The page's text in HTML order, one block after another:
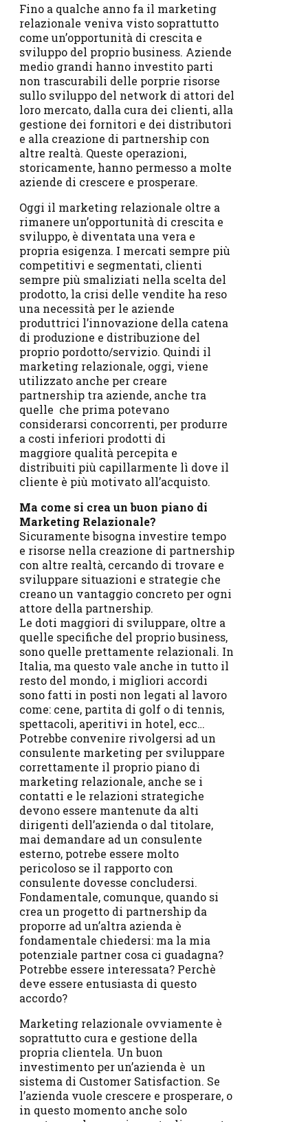
Fino a qualche anno fa il marketing
relazionale veniva visto soprattutto
come un’opportunità di crescita e
sviluppo del proprio business. Aziende
medio grandi hanno investito parti
non trascurabili delle porprie risorse
sullo sviluppo del network di attori del
loro mercato, dalla cura dei clienti, alla
gestione dei fornitori e dei distributori
e alla creazione di partnership con
altre realtà. Queste operazioni,
storicamente, hanno permesso a molte
aziende di crescere e prosperare.
Oggi il marketing relazionale oltre a
rimanere un’opportunità di crescita e
sviluppo, è diventata una vera e
propria esigenza. I mercati sempre più
competitivi e segmentati, clienti
sempre più smaliziati nella scelta del
prodotto, la crisi delle vendite ha reso
una necessità per le aziende
produttrici l’innovazione della catena
di produzione e distribuzione del
proprio pordotto/servizio. Quindi il
marketing relazionale, oggi, viene
utilizzato anche per creare
partnership tra aziende, anche tra
quelle che prima potevano
considerarsi concorrenti, per produrre
a costi inferiori prodotti di
maggiore qualità percepita e
distribuiti più capillarmente lì dove il
cliente è più motivato all’acquisto.
Ma come si crea un buon piano di
Marketing Relazionale?
Sicuramente bisogna investire tempo
e risorse nella creazione di partnership
con altre realtà, cercando di trovare e
sviluppare situazioni e strategie che
creano un vantaggio concreto per ogni
attore della partnership.
Le doti maggiori di sviluppare, oltre a
quelle specifiche del proprio business,
sono quelle prettamente relazionali. In
Italia, ma questo vale anche in tutto il
resto del mondo, i migliori accordi
sono fatti in posti non legati al lavoro
come: cene, partita di golf o di tennis,
spettacoli, aperitivi in hotel, ecc…
Potrebbe convenire rivolgersi ad un
consulente marketing per sviluppare
correttamente il proprio piano di
marketing relazionale, anche se i
contatti e le relazioni strategiche
devono essere mantenute da alti
dirigenti dell’azienda o dal titolare,
mai demandare ad un consulente
esterno, potrebe essere molto
pericoloso se il rapporto con
consulente dovesse concludersi.
Fondamentale, comunque, quando si
crea un progetto di partnership da
proporre ad un’altra azienda è
fondamentale chiedersi: ma la mia
potenziale partner cosa ci guadagna?
Potrebbe essere interessata? Perchè
deve essere entusiasta di questo
accordo?
Marketing relazionale ovviamente è
soprattutto cura e gestione della
propria clientela. Un buon
investimento per un’azienda è un
sistema di Customer Satisfaction. Se
l’azienda vuole crescere e prosperare, o
in questo momento anche solo